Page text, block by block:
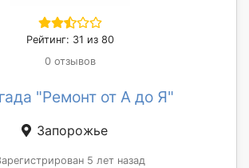
Рейтинг: 31 из 80
0 отзывов
"Ремонт от А до Я"
Запорожье
5 лет назад